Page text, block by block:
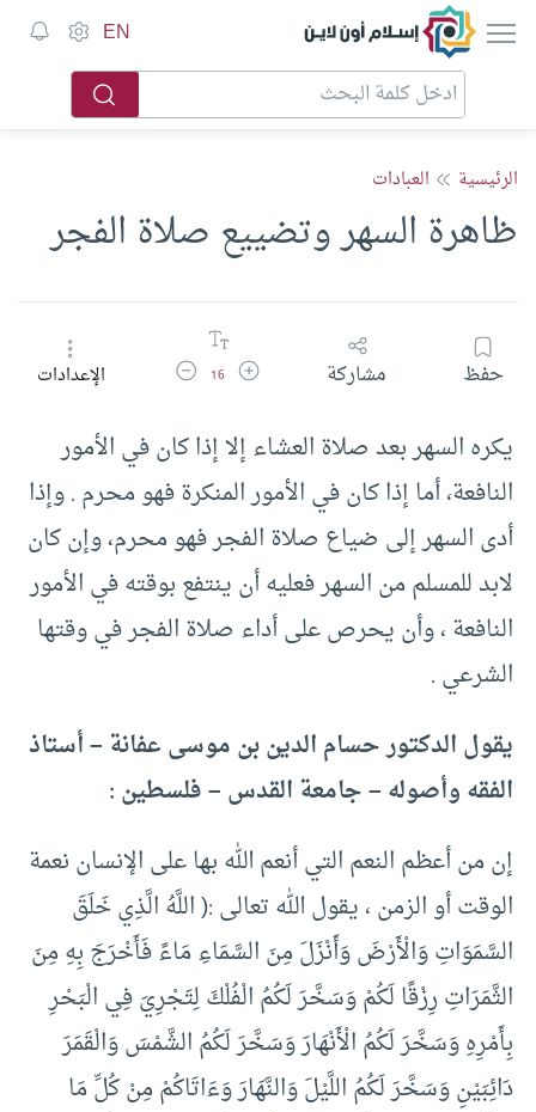
إسلام أون لاين EN
الرئيسية العبادات
ظاهرة السهر وتضييع صلاة الفجر
حفظ مشاركة زيادة حجم الخط
16 تقليل حجم الخطالإعدادات
يكره السهر بعد صلاة العشاء إلا إذا كان في الأمور
النافعة، أما إذا كان في الأمور المنكرة فهو محرم . وإذا
أدى السهر إلى ضياع صلاة الفجر فهو محرم، وإن كان
لابد للمسلم من السهر فعليه أن ينتفع بوقته في الأمور
النافعة ، وأن يحرص على أداء صلاة الفجر في وقتها
الشرعي .
يقول الدكتور حسام الدين بن موسى عفانة – أستاذ
الفقه وأصوله – جامعة القدس – فلسطين :
إن من أعظم النعم التي أنعم الله بها على الإنسان نعمة
الوقت أو الزمن ، يقول الله تعالى :( اللَّهُ الَّذِي خَلَقَ
السَّمَوَاتِ وَالْأَرْضَ وَأَنْزَلَ مِنَ السَّمَاءِ مَاءً فَأَخْرَجَ بِهِ مِنَ
الثَّمَرَاتِ رِزْقًا لَكُمْ وَسَخَّرَ لَكُمُ الْفُلْكَ لِتَجْرِيَ فِي الْبَحْرِ
بِأَمْرِهِ وَسَخَّرَ لَكُمُ الْأَنْهَارَ وَسَخَّرَ لَكُمُ الشَّمْسَ وَالْقَمَرَ
دَائِبَيْنِ وَسَخَّرَ لَكُمُ اللَّيْلَ وَالنَّهَارَ وَءَاتَاكُمْ مِنْ كُلِّ مَا